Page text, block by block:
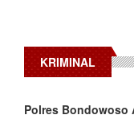
KRIMINAL
Polres Bondowoso